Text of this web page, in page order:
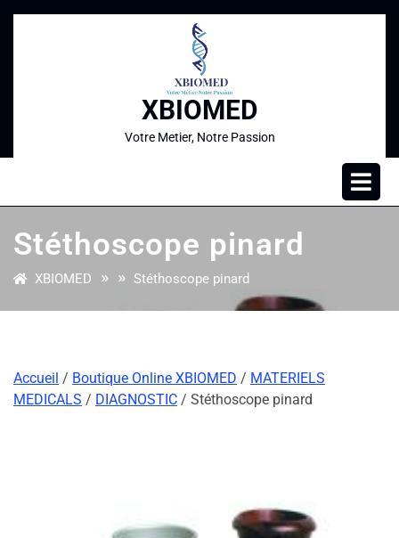
XBIOMED
Votre Metier, Notre Passion
Stéthoscope pinard
XBIOMED » » Stéthoscope pinard
Accueil / Boutique Online XBIOMED / MATERIELS
MEDICALS / DIAGNOSTIC / Stéthoscope pinard